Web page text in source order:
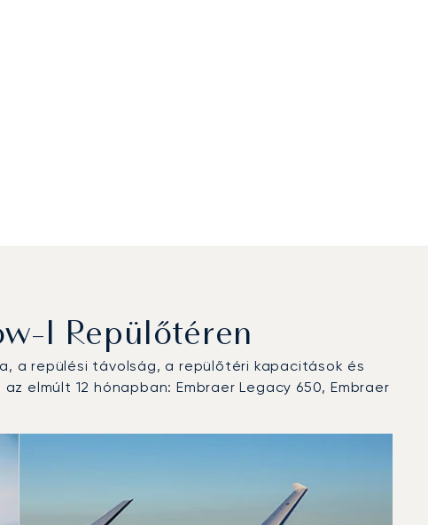
I Repülőtéren
a repülési távolság, a repülőtéri kapacitások és
elmúlt 12 hónapban: Embraer Legacy 650, Embraer